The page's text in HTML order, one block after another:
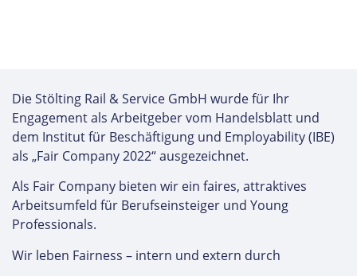
Die Stölting Rail & Service GmbH wurde für Ihr
Engagement als Arbeitgeber vom Handelsblatt und
dem Institut für Beschäftigung und Employability (IBE)
als „Fair Company 2022“ ausgezeichnet.
Als Fair Company bieten wir ein faires, attraktives
Arbeitsumfeld für Berufseinsteiger und Young
Professionals.
Wir leben Fairness – intern und extern durch